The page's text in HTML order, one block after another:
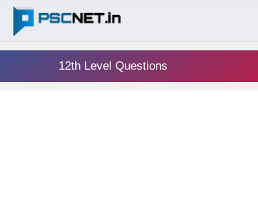
12th Level Questions